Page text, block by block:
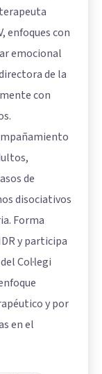
enfoques con
emocional
de la
con
de
disociativos
Forma
y participa
Col·legi
y por
en el